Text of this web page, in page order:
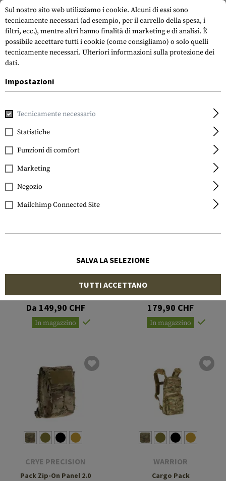
INVADER GEAR
Reaper QRB Plate Carrier
Da 149,90 CHF
In magazzino
INVADER GEAR
Mod Carrier Combo
179,90 CHF
In magazzino
CRYE PRECISION
Pack Zip-On Panel 2.0
WARRIOR
Cargo Pack
Sul nostro sito web utilizziamo i cookie. Alcuni di essi sono
tecnicamente necessari (ad esempio, per il carrello della spesa, i
filtri, ecc.), mentre altri hanno finalità di marketing e di analisi. È
possibile accettare tutti i cookie (come consigliamo) o solo quelli
tecnicamente necessari. Ulteriori informazioni sulla protezione dei
dati.
Impostazioni
Tecnicamente necessario
Statistiche
Funzioni di comfort
Marketing
Negozio
Mailchimp Connected Site
SALVA LA SELEZIONE
TUTTI ACCETTANO